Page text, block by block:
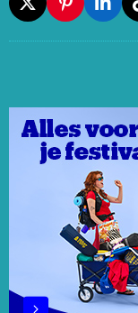
X
P
I
N
E
S
T
L
I
N
I
N